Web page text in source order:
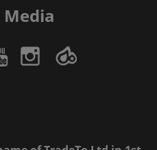
Media